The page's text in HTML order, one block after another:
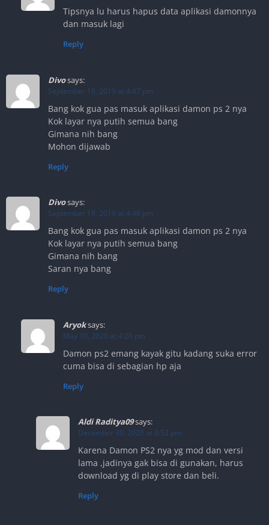
Tipsnya lu harus hapus data aplikasi damonnya
dan masuk lagi
Reply
Divosays:
September 18, 2019 at 4:47 pm
Bang kok gua pas masuk aplikasi damon ps 2 nya
Kok layar nya putih semua bang
Gimana nih bang
Mohon dijawab
Reply
Divosays:
September 18, 2019 at 4:48 pm
Bang kok gua pas masuk aplikasi damon ps 2 nya
Kok layar nya putih semua bang
Gimana nih bang
Saran nya bang
Reply
Aryoksays:
May 10, 2020 at 4:20 pm
Damon ps2 emang kayak gitu kadang suka error
cuma bisa di sebagian hp aja
Reply
Aldi Raditya09says:
December 30, 2020 at 8:52 pm
Karena Damon PS2 nya yg mod dan versi
lama ,jadinya gak bisa di gunakan, harus
download yg di play store dan beli.
Reply